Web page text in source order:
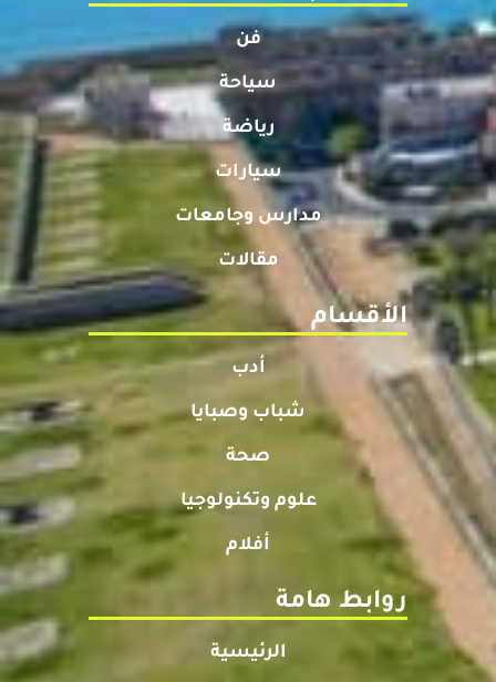
فن
سياحة
رياضة
سيارات
مدارس وجامعات
مقالات
الأقسام
أدب
شباب وصبايا
صحة
علوم وتكنولوجيا
أفلام
روابط هامة
الرئيسية